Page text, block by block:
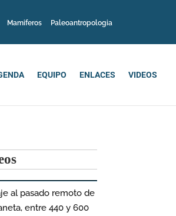
Mamiferos
Paleoantropologia
EQUIPO ENLACES VIDEOS
al pasado remoto de
entre 440 y 600